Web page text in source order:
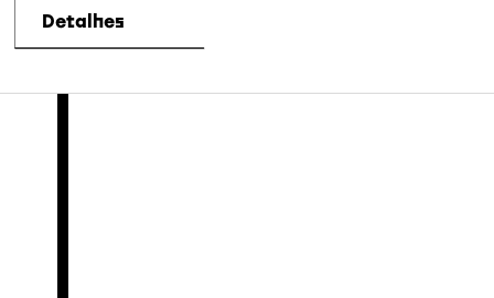
Detalhes